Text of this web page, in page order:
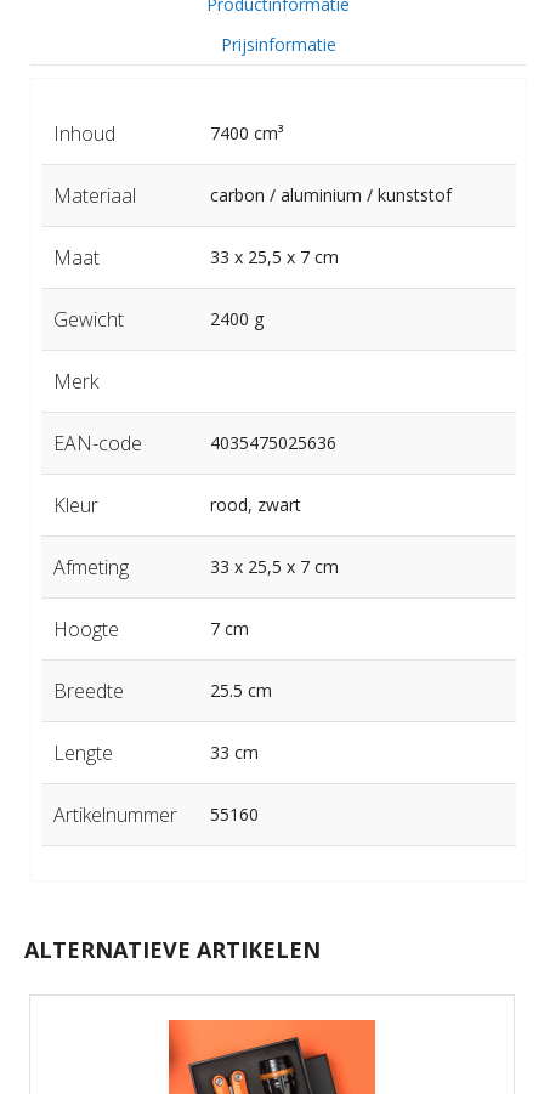
Prijsinformatie
Inhoud 7400 cm³
Materiaal carbon / aluminium / kunststof
Maat 33 x 25,5 x 7 cm
Gewicht 2400 g
Merk
EAN-code 4035475025636
Kleur rood, zwart
Afmeting 33 x 25,5 x 7 cm
Hoogte 7 cm
Breedte 25.5 cm
Lengte 33 cm
Artikelnummer 55160
ALTERNATIEVE ARTIKELEN